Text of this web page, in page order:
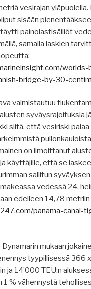
vesirajan
sisään
painolastisäiliöt
samalla laskien
bridge-by-30-
valmistautuu
syväysrajoituksia
siitä, että vesiriski
on ilmoittanut
käyttäjille, että se
sallitun
vedessä 24.
edelleen 14,78 metriin
panama-canal-
mukaan
tyypillisessä 366
ja 14’000 TEU:n
1 % vähennystä